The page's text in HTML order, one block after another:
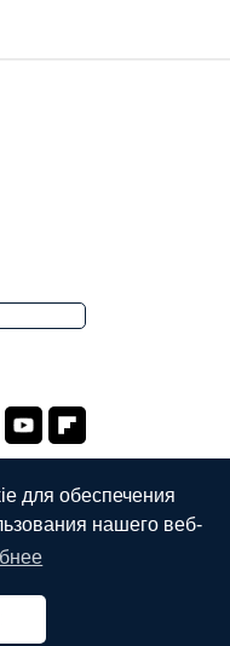
для обеспечения
нашего веб-